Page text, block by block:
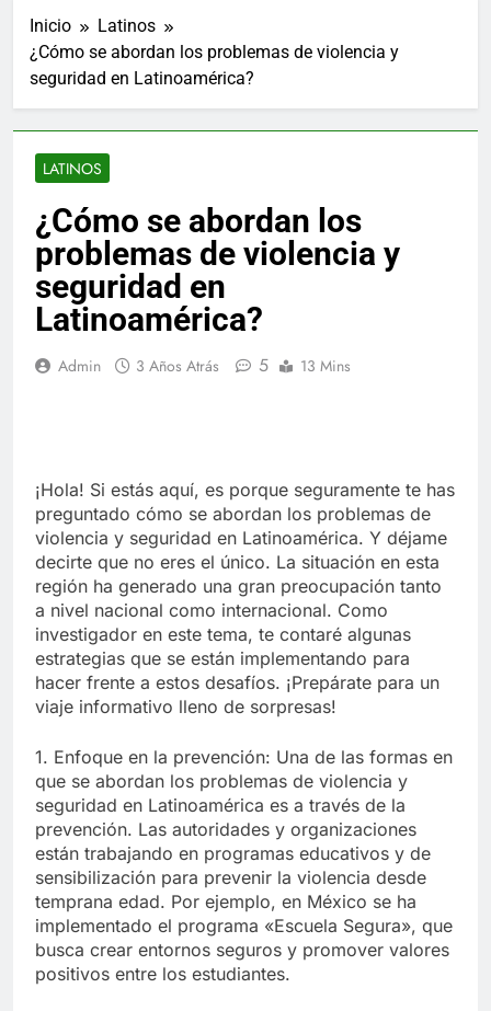
Inicio
Latinos
¿Cómo se abordan los problemas de violencia y
seguridad en Latinoamérica?
LATINOS
¿Cómo se abordan los
problemas de violencia y
seguridad en
Latinoamérica?
Admin 3 Años Atrás 5 13 Mins
¡Hola! Si estás aquí, es porque seguramente te has
preguntado cómo se abordan los problemas de
violencia y seguridad en Latinoamérica. Y déjame
decirte que no eres el único. La situación en esta
región ha generado una gran preocupación tanto
a nivel nacional como internacional. Como
investigador en este tema, te contaré algunas
estrategias que se están implementando para
hacer frente a estos desafíos. ¡Prepárate para un
viaje informativo lleno de sorpresas!
1. Enfoque en la prevención: Una de las formas en
que se abordan los problemas de violencia y
seguridad en Latinoamérica es a través de la
prevención. Las autoridades y organizaciones
están trabajando en programas educativos y de
sensibilización para prevenir la violencia desde
temprana edad. Por ejemplo, en México se ha
implementado el programa «Escuela Segura», que
busca crear entornos seguros y promover valores
positivos entre los estudiantes.